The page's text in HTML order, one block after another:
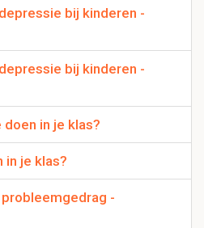
bij kinderen -
bij kinderen -
doen in je klas?
in je klas?
-